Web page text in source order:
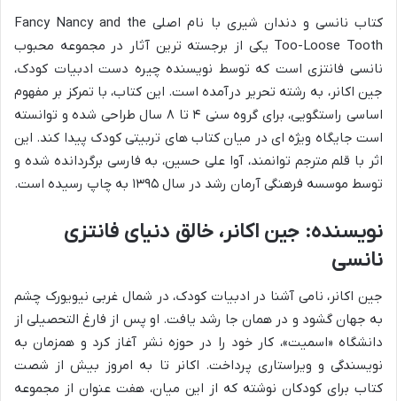
کتاب نانسی و دندان شیری با نام اصلی Fancy Nancy and the
Too-Loose Tooth یکی از برجسته ترین آثار در مجموعه محبوب
نانسی فانتزی است که توسط نویسنده چیره دست ادبیات کودک،
جین اکانر، به رشته تحریر درآمده است. این کتاب، با تمرکز بر مفهوم
اساسی راستگویی، برای گروه سنی ۴ تا ۸ سال طراحی شده و توانسته
است جایگاه ویژه ای در میان کتاب های تربیتی کودک پیدا کند. این
اثر با قلم مترجم توانمند، آوا علی حسین، به فارسی برگردانده شده و
توسط موسسه فرهنگی آرمان رشد در سال ۱۳۹۵ به چاپ رسیده است.
نویسنده: جین اکانر، خالق دنیای فانتزی
نانسی
جین اکانر، نامی آشنا در ادبیات کودک، در شمال غربی نیویورک چشم
به جهان گشود و در همان جا رشد یافت. او پس از فارغ التحصیلی از
دانشگاه «اسمیت»، کار خود را در حوزه نشر آغاز کرد و همزمان به
نویسندگی و ویراستاری پرداخت. اکانر تا به امروز بیش از شصت
کتاب برای کودکان نوشته که از این میان، هفت عنوان از مجموعه